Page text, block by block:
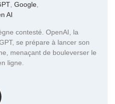
Google
AI
contesté. OpenAI, la
se prépare à lancer son
menaçant de bouleverser le
ligne.